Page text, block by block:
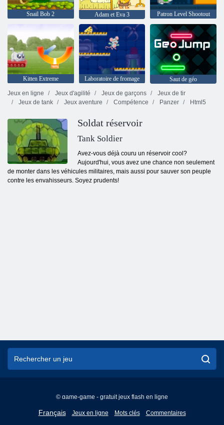
Snail Bob 2 Adam et Eva 3 Patron Level Shootout
Kitten Extreme Laboratoire de fromage
Saut de géo
Jeux en ligne
Jeux d'agilité Jeux de garçons
Jeux de tir
Jeux de tank
Jeux aventure Compétence Panzer Html5
Soldat réservoir
Tank Soldier
Avez-vous déjà couru un réservoir cool?
Aujourd'hui, vous avez une chance non seulement
de monter dans les véhicules militaires, mais aussi pour sauver son peuple
contre les envahisseurs. Soyez prudents!
© game-game - gratuit jeux flash en ligne
Français
English
Jeux en ligne Mots clés Commentaires